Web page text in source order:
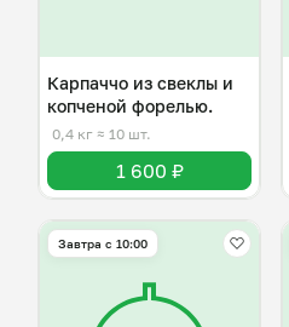
Карпаччо из свеклы и
копченой форелью.
0,4 кг ≈ 10 шт.
1 600 ₽
Завтра c 10:00